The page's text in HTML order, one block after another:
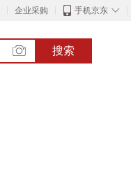
企业采购 ◇
手机京东
搜索